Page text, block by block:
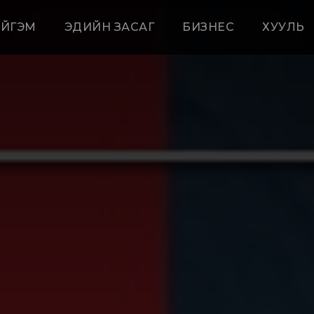
ЭДИЙН ЗАСАГ БИЗНЕС ХУУЛЬ